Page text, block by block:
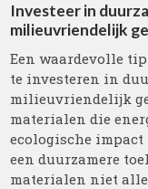
Investeer in
milieuvriendelijk
Een waardevolle
te investeren in
milieuvriendelijk
materialen die
ecologische impact
een duurzamere
materialen niet